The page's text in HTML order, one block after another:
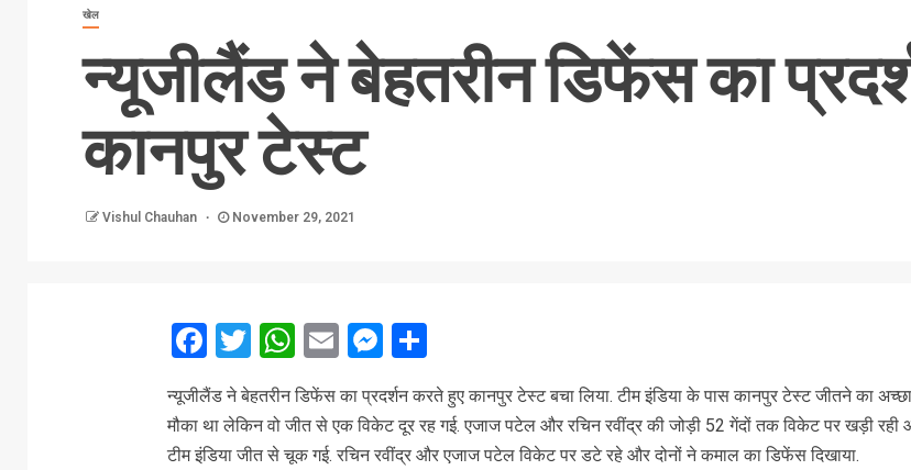
खेल
न्यूजीलैंड ने बेहतरीन डिफेंस का
कानपुर टेस्ट
Vishul Chauhan November 29, 2021
Facebook
Twitter
WhatsApp
EmailMessenger
Share
न्यूजीलैंड ने बेहतरीन डिफेंस का प्रदर्शन करते हुए कानपुर टेस्ट बचा लिया. टीम इंडिया के पास कानपुर टेस्ट जीतने का अच्छा
मौका था लेकिन वो जीत से एक विकेट दूर रह गई. एजाज पटेल और रचिन रवींद्र की जोड़ी 52 गेंदों तक विकेट पर खड़ी रही
टीम इंडिया जीत से चूक गई. रचिन रवींद्र और एजाज पटेल विकेट पर डटे रहे और दोनों ने कमाल का डिफेंस दिखाया.